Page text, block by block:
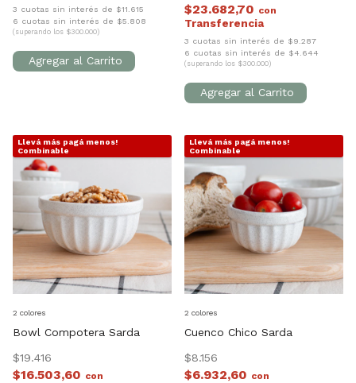
3 cuotas sin interés de $11.615
6 cuotas sin interés de $5.808
(superando los $300.000)
$23.682,70 con
3 cuotas sin interés de $9.287
6 cuotas sin interés de $4.644
(superando los $300.000)
Llevá más pagá menos!
Combinable
Bowl Compotera Sarda
$19.416
$16.503,60 con
2 colores
Llevá más pagá menos!
Combinable
Cuenco Chico Sarda
$8.156
$6.932,60 con
2 colores